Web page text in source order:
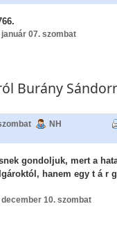
07. szombat
Burány
NH
gondoljuk, mert a
hanem egy t á r
10. szombat